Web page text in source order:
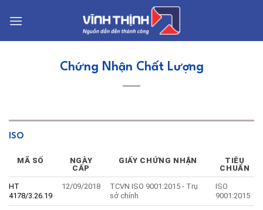
qua
dung
Chứng Nhận Chất Lượng
ISO
MÃ SỐ
NGÀY
CẤP
GIẤY CHỨNG NHẬN
TIÊU
CHUẨN
HT
4178/3.26.19
12/09/2018
TCVN ISO 9001:2015 - Trụ
sở chính
ISO
9001:2015